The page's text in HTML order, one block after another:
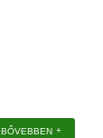
BŐVEBBEN